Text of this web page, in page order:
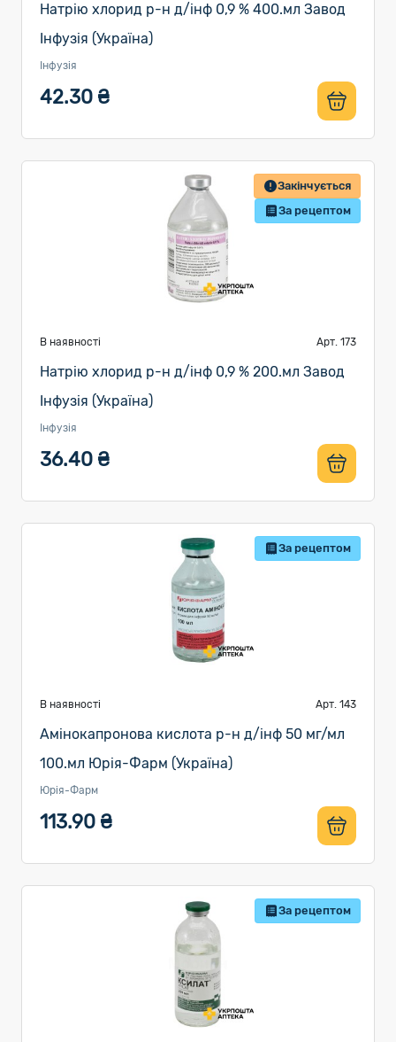
Натрію хлорид р-н д/інф 0,9 % 400.мл Завод
Інфузія (Україна)
Інфузія
42.30 ₴
Закінчується
За рецептом
В наявності Арт. 173
Натрію хлорид р-н д/інф 0,9 % 200.мл Завод
Інфузія (Україна)
Інфузія
36.40 ₴
За рецептом
В наявності Арт. 143
Амінокапронова кислота р-н д/інф 50 мг/мл
100.мл Юрія-Фарм (Україна)
Юрія-Фарм
113.90 ₴
За рецептом